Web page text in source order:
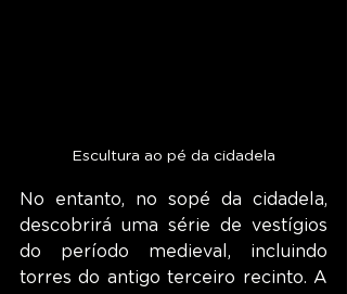
Escultura ao pé da cidadela
No entanto, no sopé da cidadela,
descobrirá uma série de vestígios
do período medieval, incluindo
torres do antigo terceiro recinto. A